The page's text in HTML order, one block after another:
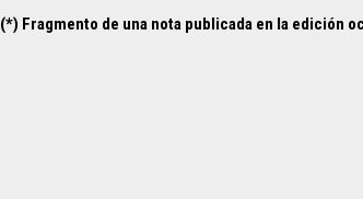
(*) Fragmento de una nota publicada en la edición